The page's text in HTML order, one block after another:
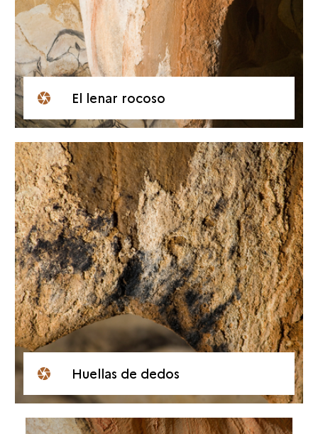
El lenar rocoso
Huellas de dedos